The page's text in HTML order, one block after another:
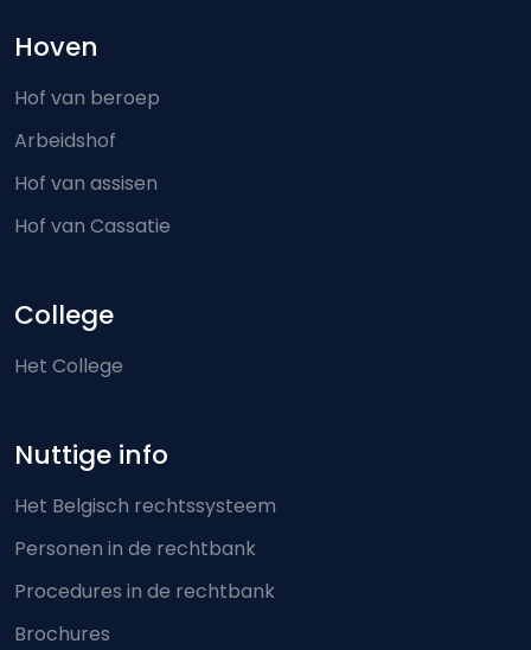
Hoven
Hof van beroep
Arbeidshof
Hof van assisen
Hof van Cassatie
College
Het College
Nuttige info
Het Belgisch rechtssysteem
Personen in de rechtbank
Procedures in de rechtbank
Brochures